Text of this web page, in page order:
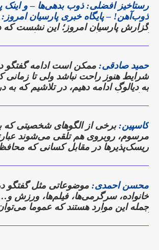
رستاخیز افضلی: ذوب بدهی‌ها – و اینک
ذوب‌آهن! – پایگاه خبری پارسیان امروز:
گزارش پارسیان امروز؛ این نشست که در
دستاوردها بود، بلکه وعده‌ای برای
ذوب‌آهن به روزهای اوج تولید و
شمار می‌رفت. […]
حمید صادقی: ممکن است ادامه گفتگو
شرایط هنوز راحت نباشد ولی تا زمانی
به دیالوگ ادامه دهیم، در تلاشیم که به
کاسپین:برخی از الگوهای شخصیتی
مرسوم، روبروی هم تلقی می‌شوند
ریسک‌پذیرها در مقابل کسانی که
محسن احمدی: موضوعاتی مثل گفتگو
خانواده، سرگرمی‌ها، فیلم‌ها، ورزش و…
جمله این موارد هستند که عموما